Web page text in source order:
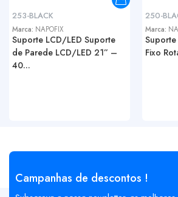
253-BLACK
Marca: NAPOFIX
Suporte LCD/LED Suporte
de Parede LCD/LED 21” –
40...
250-
Marca:
Fixo
Campanhas de descontos !